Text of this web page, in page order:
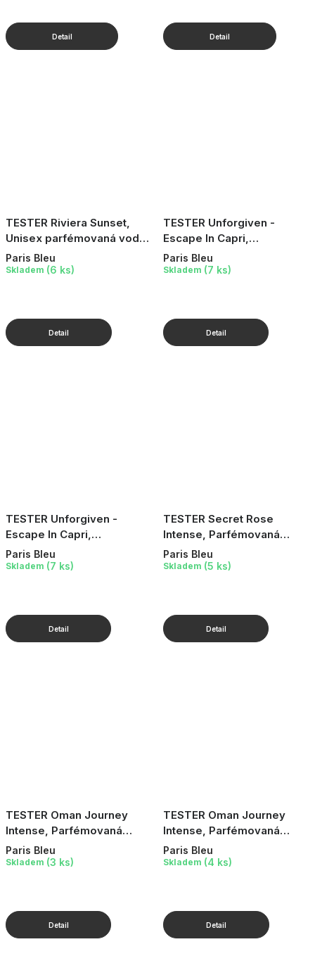
TESTER Riviera Sunset,
Unisex parfémovaná voda,
100 ml
Paris Bleu
Skladem (6 ks)
TESTER Unforgiven -
Escape In Capri,
Parfémovaná voda, 10 ml
Paris Bleu
Skladem (7 ks)
TESTER Unforgiven -
Escape In Capri,
Parfémovaná voda, 100 ml
Paris Bleu
Skladem (7 ks)
TESTER Secret Rose
Intense, Parfémovaná
voda, 10 ml
Paris Bleu
Skladem (5 ks)
TESTER Oman Journey
Intense, Parfémovaná
voda, 10 ml
Paris Bleu
Skladem (3 ks)
TESTER Oman Journey
Intense, Parfémovaná
voda, 100 ml
Paris Bleu
Skladem (4 ks)